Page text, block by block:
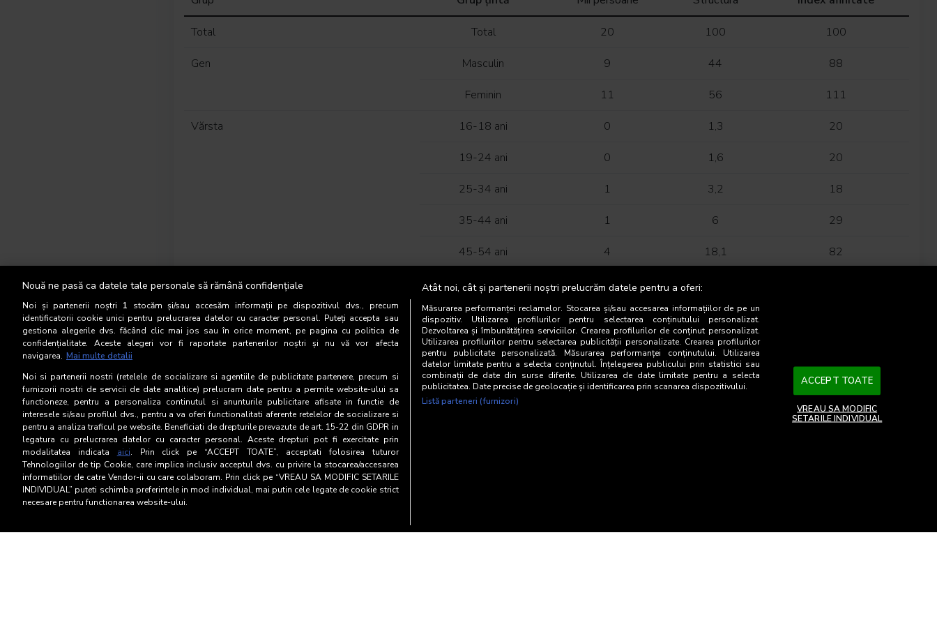
Total Total 20 100 100
Gen Masculin 9 44 88
Feminin 11 56 111
Vărsta 16-18 ani 0 1,3 20
19-24 ani 0 1,6 20
25-34 ani 1 3,2 18
35-44 ani 1 6 29
45-54 ani 4 18,1 82
55-64 ani 5
65-74 ani 10 47,1
Categorie socială ESOMAR Categoria AB 14 67
Categoria C 5 24,7 92
Categoria DE 18
Nouă ne pasă ca datele tale personale să rămână confidențiale
Noi și partenerii noștri 1 stocăm și/sau accesăm informații pe dispozitivul dvs., precum
identificatorii cookie unici pentru prelucrarea datelor cu caracter personal. Puteți accepta sau
gestiona alegerile dvs. făcând clic mai jos sau în orice moment, pe pagina cu politica de
confidențialitate. Aceste alegeri vor fi raportate partenerilor noștri și nu vă vor afecta
navigarea. Mai multe detalii
Noi si partenerii nostri (retelele de socializare si agentiile de publicitate partenere, precum si
furnizorii nostri de servicii de date analitice) prelucram date pentru a permite website-ului sa
functioneze, pentru a personaliza continutul si anunturile publicitare afisate in functie de
interesele si/sau profilul dvs., pentru a va oferi functionalitati aferente retelelor de socializare si
pentru a analiza traficul pe website. Beneficiati de drepturile prevazute de art. 15-22 din GDPR in
legatura cu prelucrarea datelor cu caracter personal. Aceste drepturi pot fi exercitate prin
modalitatea indicata aici. Prin click pe “ACCEPT TOATE”, acceptati folosirea tuturor
Tehnologiilor de tip Cookie, care implica inclusiv acceptul dvs. cu privire la stocarea/accesarea
informatiilor de catre Vendor-ii cu care colaboram. Prin click pe “VREAU SA MODIFIC SETARILE
INDIVIDUAL” puteti schimba preferintele in mod individual, mai putin cele legate de cookie strict
necesare pentru functionarea website-ului.
Atât noi, cât și partenerii noștri prelucrăm datele pentru a oferi:
Măsurarea performanței reclamelor. Stocarea și/sau accesarea informațiilor de pe un
dispozitiv. Utilizarea profilurilor pentru selectarea conținutului personalizat.
Dezvoltarea și îmbunătățirea serviciilor. Crearea profilurilor de conținut personalizat.
Utilizarea profilurilor pentru selectarea publicității personalizate. Crearea profilurilor
pentru publicitate personalizată. Măsurarea performanței conținutului. Utilizarea
datelor limitate pentru a selecta conținutul. Înțelegerea publicului prin statistici sau
combinații de date din surse diferite. Utilizarea de date limitate pentru a selecta
publicitatea. Date precise de geolocație și identificarea prin scanarea dispozitivului.
Listă parteneri (furnizori)
ACCEPT TOATE
VREAU SA MODIFIC
SETARILE INDIVIDUAL